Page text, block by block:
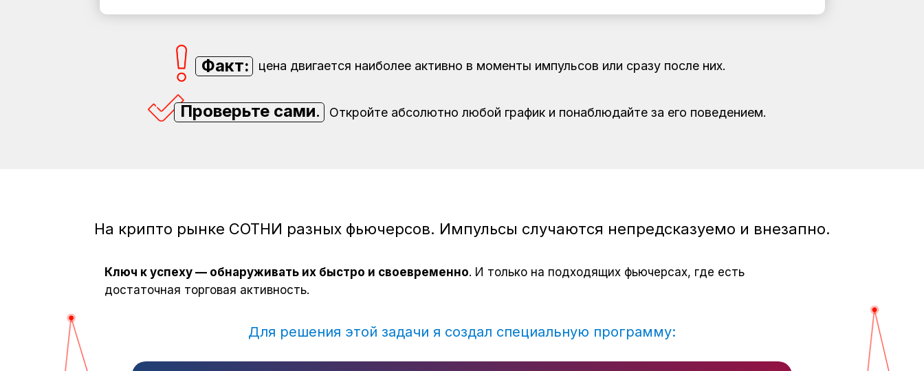
Откройте абсолютно любой график и понаблюдайте за его поведением.
цена двигается наиболее активно в моменты импульсов или сразу после них.
Проверьте сами.
Факт:
Для решения этой задачи я создал специальную программу:
На крипто рынке СОТНИ разных фьючерсов. Импульсы случаются непредсказуемо и внезапно.
Ключ к успеху — обнаруживать их быстро и своевременно. И только на подходящих фьючерсах, где есть
достаточная торговая активность.